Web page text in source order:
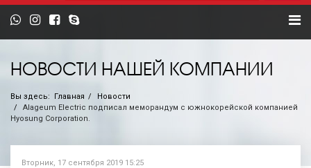
НОВОСТИ НАШЕЙ КОМПАНИИ
Вы здесь: Главная
Новости
Alageum Electric подписал меморандум с южнокорейской компанией
Hyosung Corporation.
Вторник, 17 сентября 2019 15:25